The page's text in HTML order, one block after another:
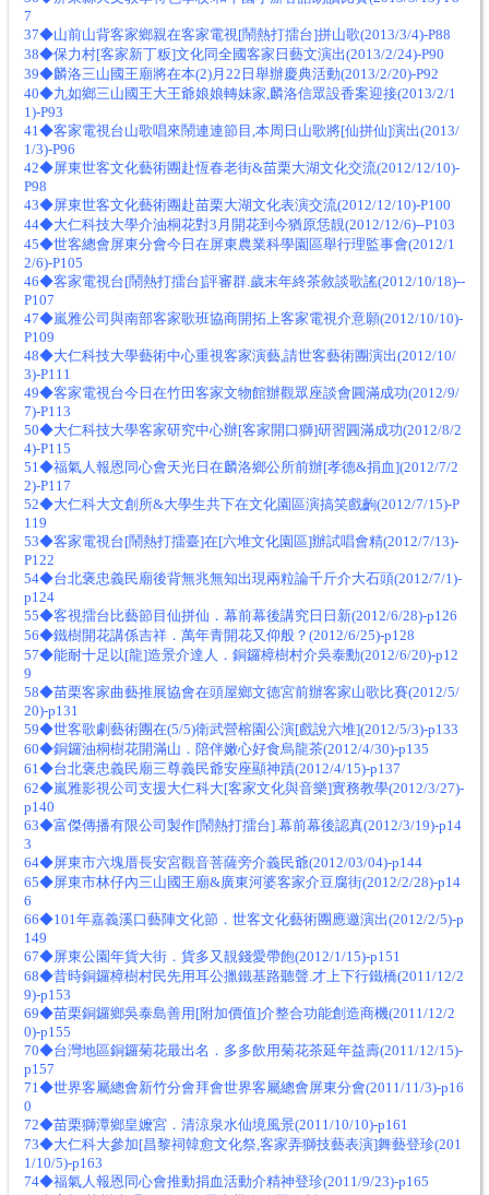
7
37◆山前山背客家鄉親在客家電視[鬧熱打擂台]拼山歌(2013/3/4)-P88
38◆保力村[客家新丁粄]文化同全國客家日藝文演出(2013/2/24)-P90
39◆麟洛三山國王廟將在本(2)月22日舉辦慶典活動(2013/2/20)-P92
40◆九如鄉三山國王大王爺娘娘轉妹家,麟洛信眾設香案迎接(2013/2/1
1)-P93
41◆客家電視台山歌唱來鬧連連節目,本周日山歌將[仙拼仙]演出(2013/
1/3)-P96
42◆屏東世客文化藝術團赴恆春老街&苗栗大湖文化交流(2012/12/10)-
P98
43◆屏東世客文化藝術團赴苗栗大湖文化表演交流(2012/12/10)-P100
44◆大仁科技大學介油桐花對3月開花到今猶原恁靚(2012/12/6)--P103
45◆世客總會屏東分會今日在屏東農業科學園區舉行理監事會(2012/1
2/6)-P105
46◆客家電視台[鬧熱打擂台]評審群.歲末年終茶敘談歌謠(2012/10/18)--
P107
47◆嵐雅公司與南部客家歌班協商開拓上客家電視介意願(2012/10/10)-
P109
48◆大仁科技大學藝術中心重視客家演藝,請世客藝術團演出(2012/10/
3)-P111
49◆客家電視台今日在竹田客家文物館辦觀眾座談會圓滿成功(2012/9/
7)-P113
50◆大仁科技大學客家研究中心辦[客家開口獅]研習圓滿成功(2012/8/2
4)-P115
51◆福氣人報恩同心會天光日在麟洛鄉公所前辦[孝德&捐血](2012/7/2
2)-P117
52◆大仁科大文創所&大學生共下在文化園區演搞笑戲齣(2012/7/15)-P
119
53◆客家電視台[鬧熱打擂臺]在[六堆文化園區]辦試唱會精(2012/7/13)-
P122
54◆台北褒忠義民廟後背無兆無知出現兩粒論千斤介大石頭(2012/7/1)-
p124
55◆客視擂台比藝節目仙拼仙．幕前幕後講究日日新(2012/6/28)-p126
56◆鐵樹開花講係吉祥．萬年青開花又仰般？(2012/6/25)-p128
57◆能耐十足以[龍]造景介達人．銅鑼樟樹村介吳泰勳(2012/6/20)-p12
9
58◆苗栗客家曲藝推展協會在頭屋鄉文德宮前辦客家山歌比賽(2012/5/
20)-p131
59◆世客歌劇藝術團在(5/5)衛武營榕園公演[戲說六堆](2012/5/3)-p133
60◆銅鑼油桐樹花開滿山．陪伴嫩心好食烏龍茶(2012/4/30)-p135
61◆台北褒忠義民廟三尊義民爺安座顯神蹟(2012/4/15)-p137
62◆嵐雅影視公司支援大仁科大[客家文化與音樂]實務教學(2012/3/27)-
p140
63◆富傑傳播有限公司製作[鬧熱打擂台].幕前幕後認真(2012/3/19)-p14
3
64◆屏東市六塊厝長安宮觀音菩薩旁介義民爺(2012/03/04)-p144
65◆屏東市林仔內三山國王廟&廣東河婆客家介豆腐街(2012/2/28)-p14
6
66◆101年嘉義溪口藝陣文化節．世客文化藝術團應邀演出(2012/2/5)-p
149
67◆屏東公園年貨大街．貨多又靚錢愛帶飽(2012/1/15)-p151
68◆昔時銅鑼樟樹村民先用耳公擸鐵基路聽聲.才上下行鐵橋(2011/12/2
9)-p153
69◆苗栗銅鑼鄉吳泰島善用[附加價值]介整合功能創造商機(2011/12/2
0)-p155
70◆台灣地區銅鑼菊花最出名．多多飲用菊花茶延年益壽(2011/12/15)-
p157
71◆世界客屬總會新竹分會拜會世界客屬總會屏東分會(2011/11/3)-p16
0
72◆苗栗獅潭鄉皇嬤宮．清涼泉水仙境風景(2011/10/10)-p161
73◆大仁科大參加[昌黎祠韓愈文化祭,客家弄獅技藝表演]舞藝登珍(201
1/10/5)-p163
74◆福氣人報恩同心會推動捐血活動介精神登珍(2011/9/23)-p165